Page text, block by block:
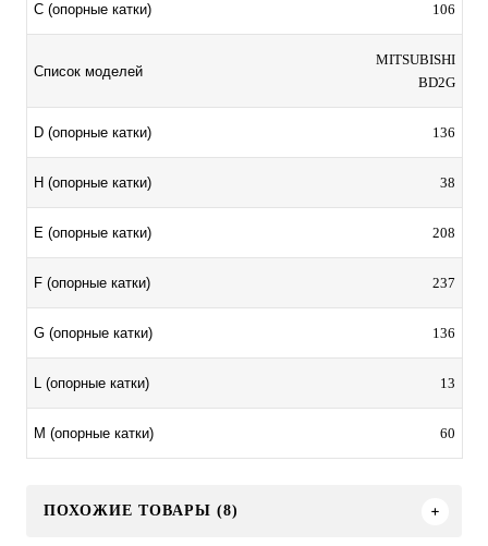
C (опорные катки) 106
Список моделей
MITSUBISHI
BD2G
D (опорные катки) 136
H (опорные катки) 38
E (опорные катки) 208
F (опорные катки) 237
G (опорные катки) 136
L (опорные катки) 13
M (опорные катки) 60
ПОХОЖИЕ ТОВАРЫ (8)